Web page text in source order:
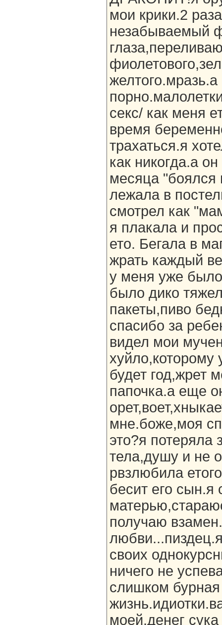
мои крики.2
незабываемый
секс/ как меня
время
трахаться.я
как никогда.а
месяца "боялся
лежала в
смотрел как
я плакала и
ето. Бегала в
жрать каждый
у меня уже
было дико
пакеты,пиво
спасибо за
видел мои
хуйло,которому
будет год,жрет
папочка.а еще
мне.боже,моя
это?я потеряла
тела,душу и не
рвзлюбила
бесит его
получаю
своих
ничего не
слишком
моей.денег сука